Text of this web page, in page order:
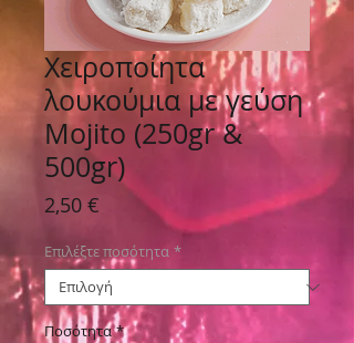
Χειροποίητα
λουκούμια με γεύση
Mojito (250gr &
500gr)
2,50 € Τιμή
Επιλέξτε ποσότητα *
Ποσότητα *